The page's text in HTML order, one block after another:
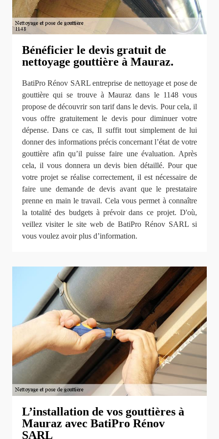
Bénéficier le devis gratuit de
nettoyage gouttière à Mauraz.
BatiPro Rénov SARL entreprise de nettoyage et pose de
gouttière qui se trouve à Mauraz dans le 1148 vous
propose de découvrir son tarif dans le devis. Pour cela, il
vous offre gratuitement le devis pour diminuer votre
dépense. Dans ce cas, Il suffit tout simplement de lui
donner des informations précis concernant l’état de votre
gouttière afin qu’il puisse faire une évaluation. Après
cela, il vous donnera un devis bien détaillé. Pour que
votre projet se réalise correctement, il est nécessaire de
faire une demande de devis avant que le prestataire
prenne en main le travail. Cela vous permet à connaître
la totalité des budgets à prévoir dans ce projet. D'où,
veillez visiter le site web de BatiPro Rénov SARL si
vous voulez avoir plus d’information.
L’installation de vos gouttières à
Mauraz avec BatiPro Rénov
SARL